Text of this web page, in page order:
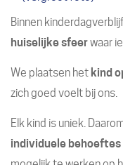
Binnen
huiselijke sfeerwaar
We plaatsen het kind
zich goed voelt bij ons.
Elk kind is uniek.
individuele behoeftes